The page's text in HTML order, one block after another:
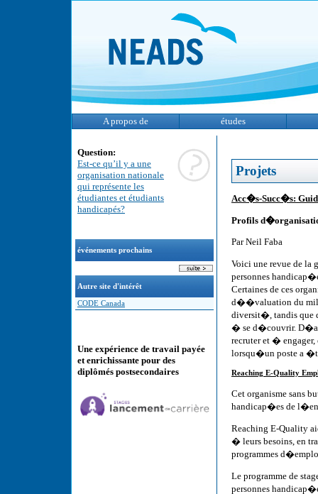
A propos de études
Question:
Est-ce qu’il y a une
organisation nationale
qui représente les
étudiantes et étudiants
handicapés?
événements prochains
Autre site d'intérêt
CODE Canada
Une expérience de travail payée
et enrichissante pour des
diplômés postsecondaires
Projets
Acc�s-Succ�s:
Profils
Par Neil Faba
Voici une revue de la
personnes
Certaines de ces
d��valuation du
diversit�, tandis que
� se d�couvrir.
recruter et �
lorsqu�un poste a
Reaching E-Quality
Cet organisme sans
handicap�es de
Reaching E-Quality
� leurs besoins, en
programmes
Le programme de
personnes